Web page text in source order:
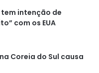
intenção de
com os EUA
Coreia do Sul causa